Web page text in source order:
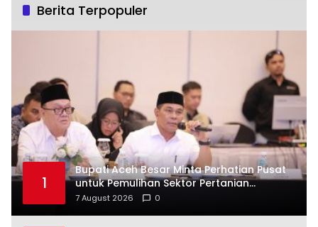
Berita Terpopuler
1
Bupati Aceh Besar Minta Perhatian Pusat
untuk Pemulihan Sektor Pertanian
Pascabencana
7 August 2026 0